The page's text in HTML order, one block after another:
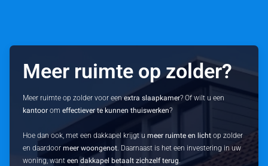
Meer ruimte op zolder?
Meer ruimte op zolder voor eenextra slaapkamer? Of wilt u een
kantoor omeffectiever te kunnen thuiswerken?
Hoe dan ook, met een dakkapel krijgt umeer ruimte en licht op zolder
en daardoormeer woongenot. Daarnaast is het een investering in uw
woning, wanteen dakkapel betaalt zichzelf terug.